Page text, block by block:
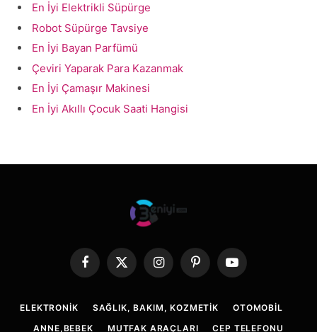
En İyi Elektrikli Süpürge
Robot Süpürge Tavsiye
En İyi Bayan Parfümü
Çeviri Yaparak Para Kazanmak
En İyi Çamaşır Makinesi
En İyi Akıllı Çocuk Saati Hangisi
Facebook
X
(Twitter)
InstagramPinterestYouTube
ELEKTRONIK SAĞLIK, BAKIM, KOZMETIK
OTOMOBIL
ANNE,BEBEK
MUTFAK ARAÇLARI CEP TELEFONU